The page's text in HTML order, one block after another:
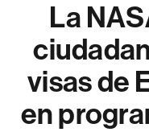
La
visas de
en